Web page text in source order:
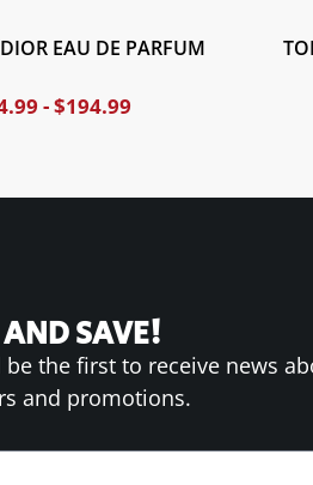
EAU DE PARFUM
-$194.99
SAVE!
be the first to receive news
and promotions.